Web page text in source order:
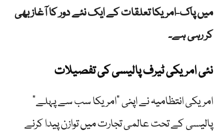
میں پاک-امریکا تعلقات کے ایک نئے دور کا آغاز بھی
کر رہی ہے۔
نئی امریکی ٹیرف پالیسی کی تفصیلات
امریکی انتظامیہ نے اپنی "امریکا سب سے پہلے”
پالیسی کے تحت عالمی تجارت میں توازن پیدا کرنے